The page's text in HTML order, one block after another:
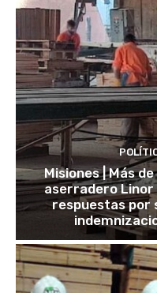
Misiones | Más
aserradero Linor
respuestas por